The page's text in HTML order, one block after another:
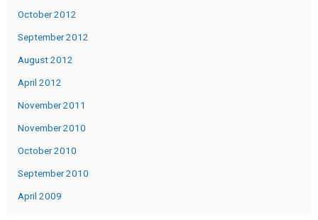
October 2012
September 2012
August 2012
April 2012
November 2011
November 2010
October 2010
September 2010
April 2009